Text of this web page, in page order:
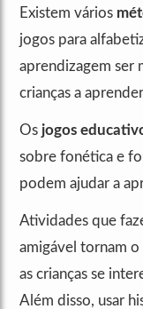
Existem vários
jogos para
aprendizagem ser
crianças a
Os jogos
sobre fonética e
podem ajudar a
Atividades que
amigável tornam
as crianças se
Além disso, usar